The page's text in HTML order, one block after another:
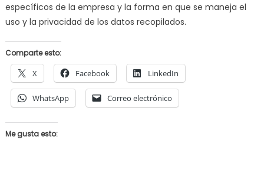
específicos de la empresa y la forma en que se maneja el
uso y la privacidad de los datos recopilados.
Comparte esto:
X Facebook LinkedIn
WhatsApp Correo electrónico
Me gusta esto: